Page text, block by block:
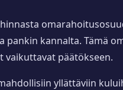
kannalta. Tämä
päätökseen.
yllättäviin